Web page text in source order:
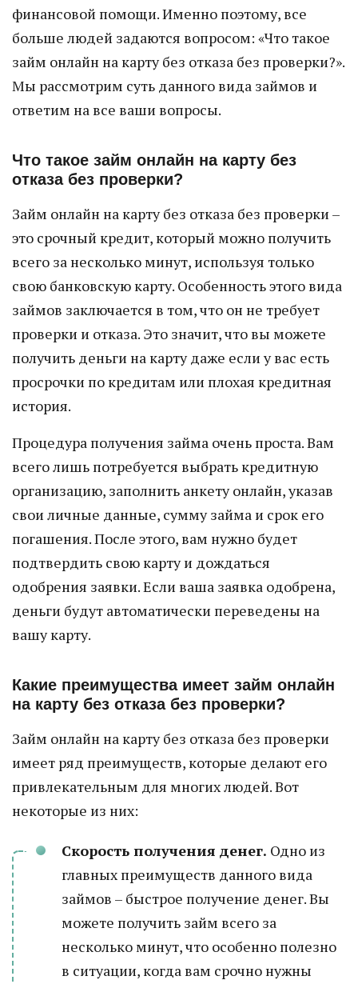
финансовой помощи. Именно поэтому, все
больше людей задаются вопросом: «Что такое
займ онлайн на карту без отказа без проверки?».
Мы рассмотрим суть данного вида займов и
ответим на все ваши вопросы.
Что такое займ онлайн на карту без
отказа без проверки?
Займ онлайн на карту без отказа без проверки –
это срочный кредит, который можно получить
всего за несколько минут, используя только
свою банковскую карту. Особенность этого вида
займов заключается в том, что он не требует
проверки и отказа. Это значит, что вы можете
получить деньги на карту даже если у вас есть
просрочки по кредитам или плохая кредитная
история.
Процедура получения займа очень проста. Вам
всего лишь потребуется выбрать кредитную
организацию, заполнить анкету онлайн, указав
свои личные данные, сумму займа и срок его
погашения. После этого, вам нужно будет
подтвердить свою карту и дождаться
одобрения заявки. Если ваша заявка одобрена,
деньги будут автоматически переведены на
вашу карту.
Какие преимущества имеет займ онлайн
на карту без отказа без проверки?
Займ онлайн на карту без отказа без проверки
имеет ряд преимуществ, которые делают его
привлекательным для многих людей. Вот
некоторые из них:
Скорость получения денег. Одно из
главных преимуществ данного вида
займов – быстрое получение денег. Вы
можете получить займ всего за
несколько минут, что особенно полезно
в ситуации, когда вам срочно нужны